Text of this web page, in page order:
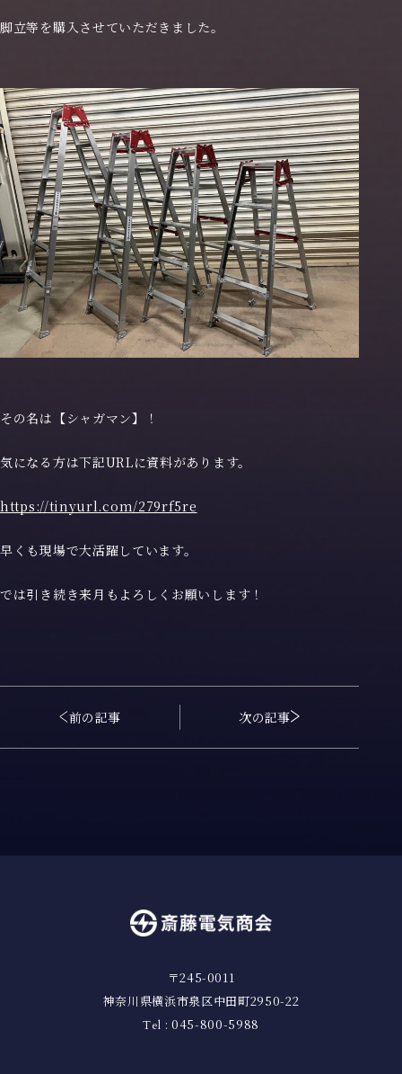
脚立等を購入させていただきました。
その名は【シャガマン】！
気になる方は下記URLに資料があります。
https://tinyurl.com/279rf5re
早くも現場で大活躍しています。
では引き続き来月もよろしくお願いします！
前の記事 次の記事
〒245-0011
神奈川県横浜市泉区中田町2950-22
Tel : 045-800-5988